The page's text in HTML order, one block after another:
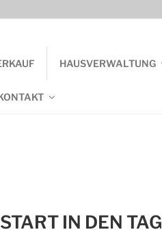
HAUSVERWALTUNG
IN DEN TAG